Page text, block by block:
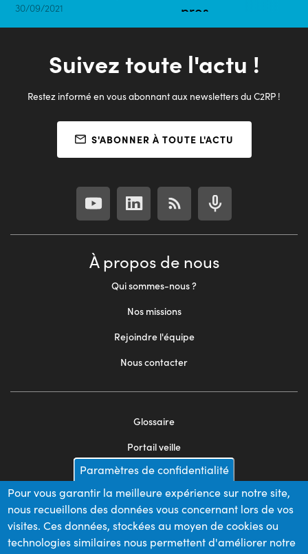
30/09/2021
pros
06/07/2021 | 5 mins
Suivez toute l'actu !
Restez informé en vous abonnant aux newsletters du C2RP !
S'ABONNER À TOUTE L'ACTU
À propos de nous
Qui sommes-nous ?
Nos missions
Rejoindre l'équipe
Nous contacter
2
Glossaire
Portail veille
Mentions légales
Appels d'offres
Plan du site
Paramètres de confidentialité
Pour vous garantir la meilleure expérience sur notre site,
nous recueillons des données vous concernant lors de vos
visites. Ces données, stockées au moyen de cookies ou
technologies similaires nous permettent d'améliorer notre